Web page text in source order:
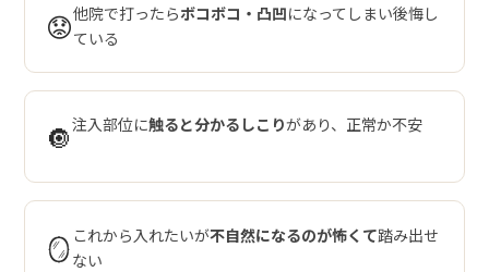
😟他院で打ったらボコボコ・凸凹になってしまい後悔し
ている
🔘注入部位に触ると分かるしこりがあり、正常か不安
🪞 これから入れたいが不自然になるのが怖くて踏み出せ
ない